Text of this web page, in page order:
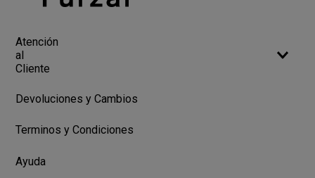
Atención
al
Cliente
Devoluciones y Cambios
Terminos y Condiciones
Ayuda